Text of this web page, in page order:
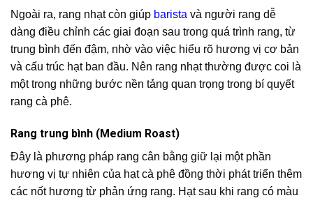
Ngoài ra, rang nhạt còn giúp barista và người rang dễ
dàng điều chỉnh các giai đoạn sau trong quá trình rang, từ
trung bình đến đậm, nhờ vào việc hiểu rõ hương vị cơ bản
và cấu trúc hạt ban đầu. Nên rang nhạt thường được coi là
một trong những bước nền tảng quan trọng trong bí quyết
rang cà phê.
Rang trung bình (Medium Roast)
Đây là phương pháp rang cân bằng giữ lại một phần
hương vị tự nhiên của hạt cà phê đồng thời phát triển thêm
các nốt hương từ phản ứng rang. Hạt sau khi rang có màu